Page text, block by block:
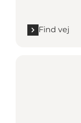
Find vej